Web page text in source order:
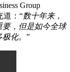
Group
道：“数十年来，
要，但是如今全球
化。 ”